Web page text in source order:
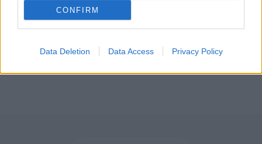
CONFIRM
Data Deletion Data Access Privacy Policy
Επιδοτήσεις Χρήματα